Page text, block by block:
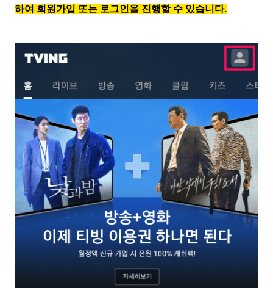
하여 회원가입 또는 로그인을 진행할 수 있습니다.